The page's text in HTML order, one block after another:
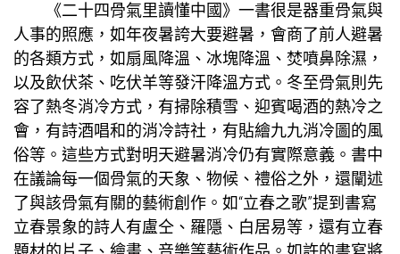
《二十四骨氣里讀懂中國》一書很是器重骨氣與
人事的照應，如年夜暑誇大要避暑，會商了前人避暑
的各類方式，如扇風降溫、冰塊降溫、焚噴鼻除濕，
以及飲伏茶、吃伏羊等發汗降溫方式。冬至骨氣則先
容了熱冬消冷方式，有掃除積雪、迎賓喝酒的熱冷之
會，有詩酒唱和的消冷詩社，有貼繪九九消冷圖的風
俗等。這些方式對明天避暑消冷仍有實際意義。書中
在議論每一個骨氣的天象、物候、禮俗之外，還闡述
了與該骨氣有關的藝術創作。如“立春之歌”提到書寫
立春景象的詩人有盧仝、羅隱、白居易等，還有立春